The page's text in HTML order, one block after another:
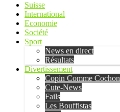
Suisse
International
Economie
Société
Sport
News en direct
Résultats
Divertissement
Copin Comme Cochon
Cute-News
Fails
Les Bouffistas